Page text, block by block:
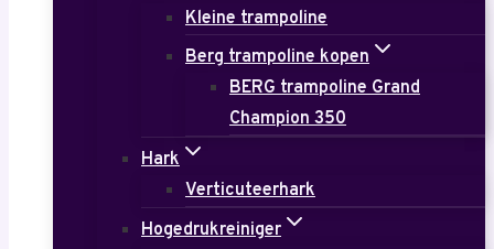
Kleine trampoline
Berg trampoline kopen
BERG trampoline Grand
Champion 350
Hark
Verticuteerhark
Hogedrukreiniger